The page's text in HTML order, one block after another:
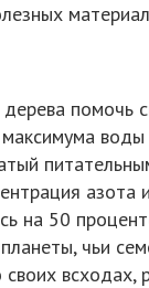
помочь
на 50
чьи
всходах,